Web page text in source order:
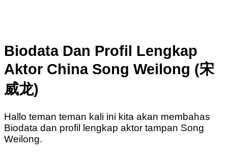
Biodata Dan Profil Lengkap
Aktor China Song Weilong (宋
威龙)
Hallo teman teman kali ini kita akan membahas
Biodata dan profil lengkap aktor tampan Song
Weilong.